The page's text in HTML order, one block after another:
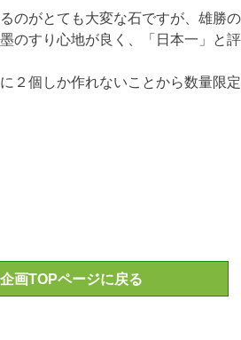
のがとても大変な石ですが、 雄勝の
のすり心地が良く、「日本一」と評
２個しか作れないことから数量限定
画TOPページに戻る